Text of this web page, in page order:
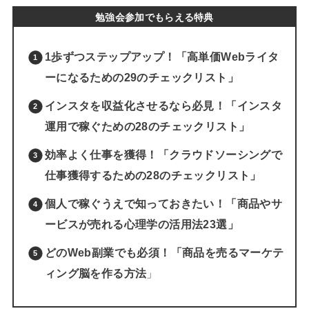
勉強会参加でもらえる特典
1歩ずつステップアップ！「高単価Webライタ
ーになるための29のチェックリスト」
インスタを収益化させるなら必見！「インスタ
運用で稼ぐための28のチェックリスト」
効率よく仕事を獲得！「クラウドソーシングで
仕事獲得するための28のチェックリスト」
個人で稼ぐうえで知っておきたい！「商品やサ
ービスが売れる心理学の活用法23選」
どのWeb副業でも必須！「商品を売るマーケテ
ィング脳を作る方法」